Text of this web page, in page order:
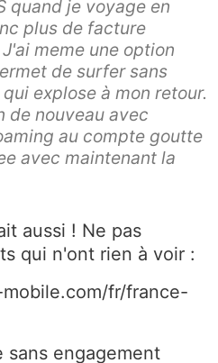
quand je voyage en
plus de facture
meme une option
de surfer sans
explose à mon retour.
de nouveau avec
au compte goutte
avec maintenant la
aussi ! Ne pas
qui n'ont rien à voir :
fr/france-
sans engagement